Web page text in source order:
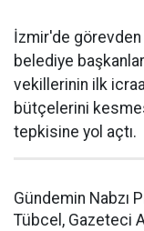
İzmir'de görevden
belediye
vekillerinin ilk
bütçelerini
tepkisine yol açtı.
Gündemin Nabzı
Tübcel, Gazeteci